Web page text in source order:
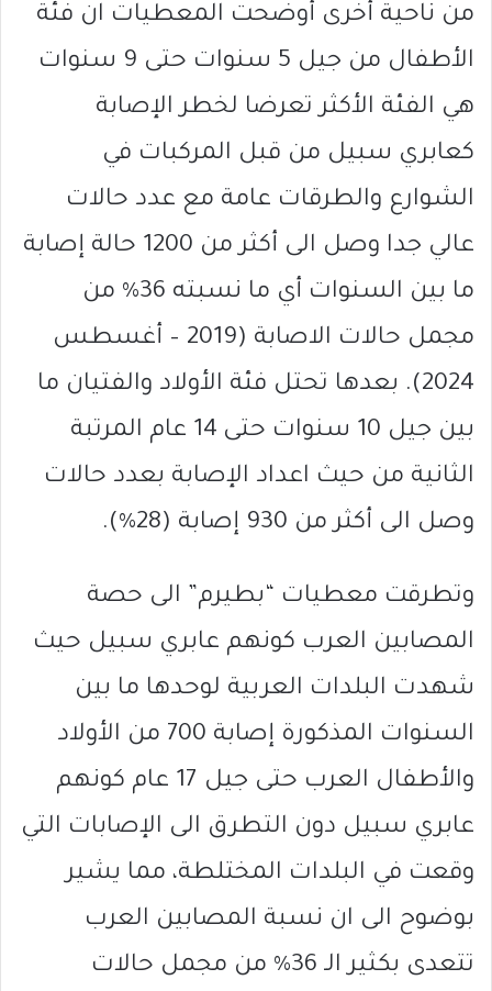
من ناحية أخرى أوضحت المعطيات ان فئة
الأطفال من جيل 5 سنوات حتى 9 سنوات
هي الفئة الأكثر تعرضا لخطر الإصابة
كعابري سبيل من قبل المركبات في
الشوارع والطرقات عامة مع عدد حالات
عالي جدا وصل الى أكثر من 1200 حالة إصابة
ما بين السنوات أي ما نسبته 36% من
مجمل حالات الاصابة (2019 – أغسطس
2024). بعدها تحتل فئة الأولاد والفتيان ما
بين جيل 10 سنوات حتى 14 عام المرتبة
الثانية من حيث اعداد الإصابة بعدد حالات
وصل الى أكثر من 930 إصابة (28%).
وتطرقت معطيات “بطيرم” الى حصة
المصابين العرب كونهم عابري سبيل حيث
شهدت البلدات العربية لوحدها ما بين
السنوات المذكورة إصابة 700 من الأولاد
والأطفال العرب حتى جيل 17 عام كونهم
عابري سبيل دون التطرق الى الإصابات التي
وقعت في البلدات المختلطة، مما يشير
بوضوح الى ان نسبة المصابين العرب
تتعدى بكثير الـ 36% من مجمل حالات